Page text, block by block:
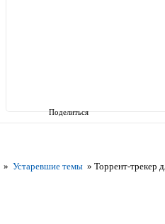
Поделиться
» Устаревшие темы »Торрент-трекер